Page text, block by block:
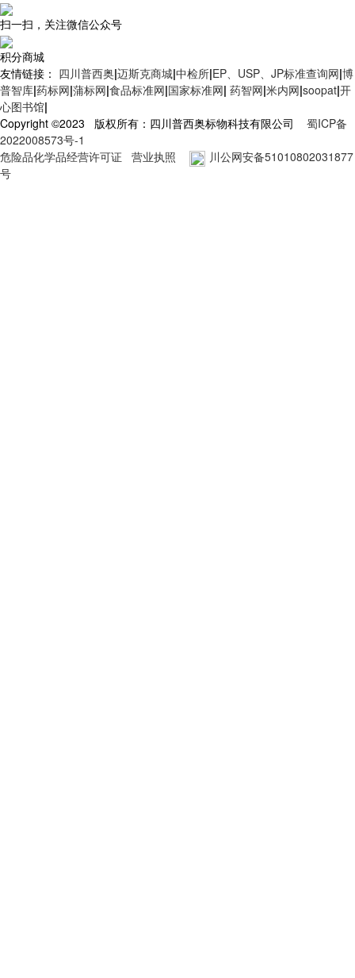
扫一扫，关注微信公众号
积分商城
友情链接： 四川普西奥|迈斯克商城|中检所|EP、USP、JP标准查询网|博
普智库|药标网|蒲标网|食品标准网|国家标准网| 药智网|米内网|soopat|开
心图书馆|
Copyright ©2023 版权所有：四川普西奥标物科技有限公司 蜀ICP备
2022008573号-1
危险品化学品经营许可证
营业执照
川公网安备51010802031877
号